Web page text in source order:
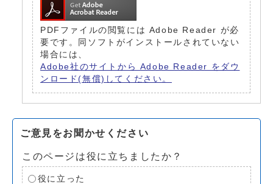
PDFファイルの閲覧には Adobe Reader が必
要です。同ソフトがインストールされていない
場合には、
Adobe社のサイトから Adobe Reader をダウ
ンロード(無償)してください。
ご意見をお聞かせください
このページは役に立ちましたか？
役に立った